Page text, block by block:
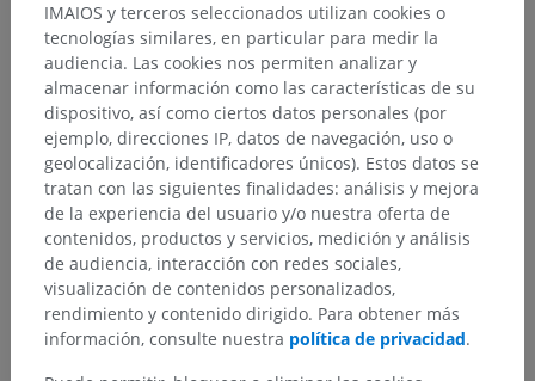
Neuroanatomía humana
Traducciones
¿Ha detectado un error?
No dude en sugerir una corrección, traducción o
IMAIOS y terceros seleccionados utilizan cookies o
tecnologías similares, en particular para medir la
audiencia. Las cookies nos permiten analizar y
almacenar información como las características de su
dispositivo, así como ciertos datos personales (por
ejemplo, direcciones IP, datos de navegación, uso o
geolocalización, identificadores únicos). Estos datos se
tratan con las siguientes finalidades: análisis y mejora
de la experiencia del usuario y/o nuestra oferta de
contenidos, productos y servicios, medición y análisis
de audiencia, interacción con redes sociales,
visualización de contenidos personalizados,
rendimiento y contenido dirigido. Para obtener más
información, consulte nuestra política de privacidad.